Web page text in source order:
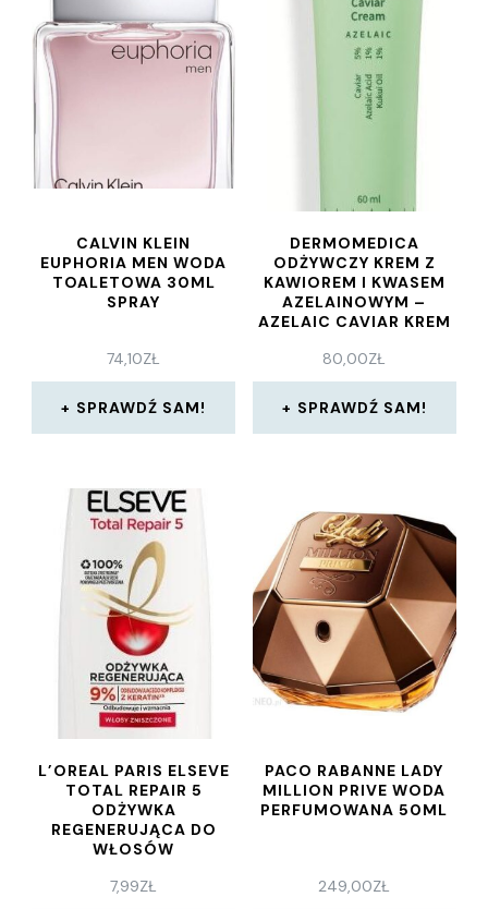
CALVIN KLEIN
EUPHORIA MEN WODA
TOALETOWA 30ML
SPRAY
74,10ZŁ
SPRAWDŹ SAM!
DERMOMEDICA
ODŻYWCZY KREM ​​Z
KAWIOREM I KWASEM
AZELAINOWYM –
AZELAIC CAVIAR KREM
80,00ZŁ
SPRAWDŹ SAM!
L’OREAL PARIS ELSEVE
TOTAL REPAIR 5
ODŻYWKA
REGENERUJĄCA DO
WŁOSÓW
ML
7,99ZŁ
PACO RABANNE LADY
MILLION PRIVE WODA
PERFUMOWANA 50ML
249,00ZŁ